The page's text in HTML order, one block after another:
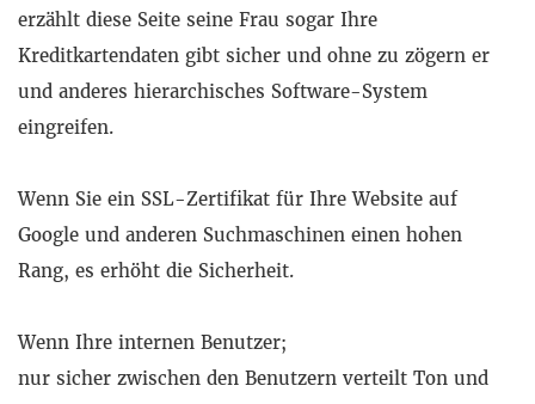
erzählt diese Seite seine Frau sogar Ihre
Kreditkartendaten gibt sicher und ohne zu zögern er
und anderes hierarchisches Software-System
eingreifen.
Wenn Sie ein SSL-Zertifikat für Ihre Website auf
Google und anderen Suchmaschinen einen hohen
Rang, es erhöht die Sicherheit.
Wenn Ihre internen Benutzer;
nur sicher zwischen den Benutzern verteilt Ton und